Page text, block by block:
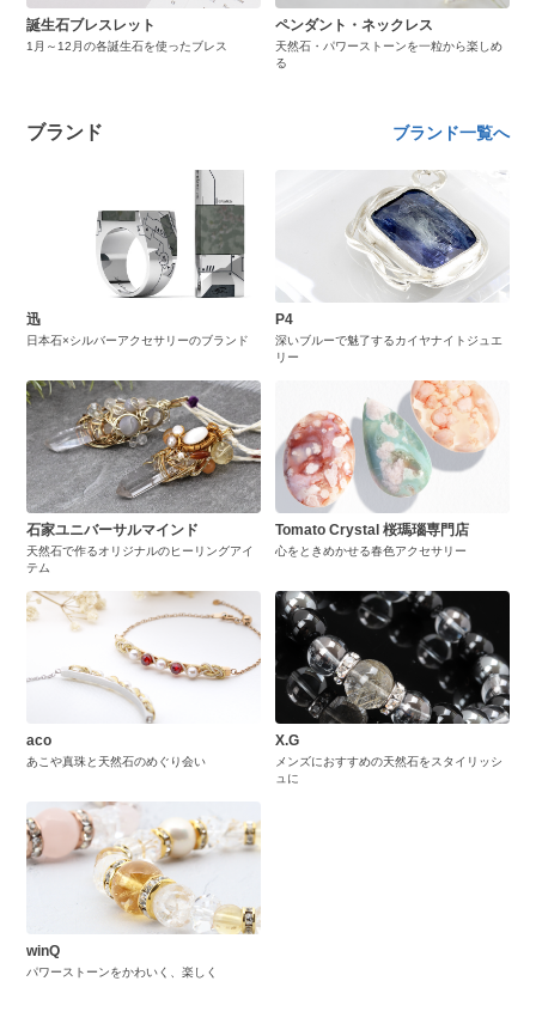
誕生石ブレスレット
1月～12月の各誕生石を使ったブレス
ペンダント・ネックレス
天然石・パワーストーンを一粒から楽しめ
る
ブランド ブランド一覧へ
迅
日本石×シルバーアクセサリーのブランド
P4
深いブルーで魅了するカイヤナイトジュエ
リー
石家ユニバーサルマインド
天然石で作るオリジナルのヒーリングアイ
テム
Tomato Crystal 桜瑪瑙専門店
心をときめかせる春色アクセサリー
aco
あこや真珠と天然石のめぐり会い
X.G
メンズにおすすめの天然石をスタイリッシ
ュに
winQ
パワーストーンをかわいく、楽しく